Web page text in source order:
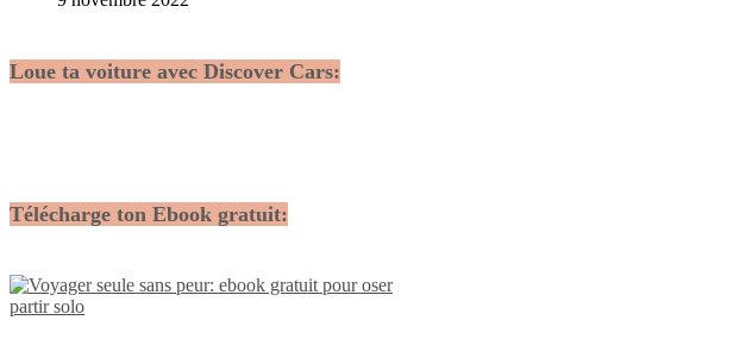
Loue ta voiture avec Discover Cars:
Télécharge ton Ebook gratuit: